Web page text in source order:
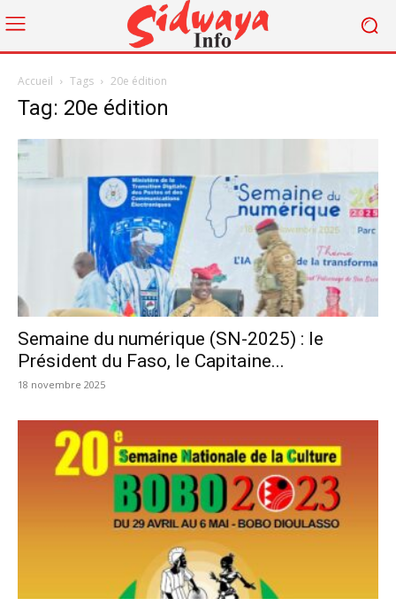
Accueil Tags 20e édition
Tag: 20e édition
Semaine du numérique (SN-2025) : le
Président du Faso, le Capitaine...
18 novembre 2025